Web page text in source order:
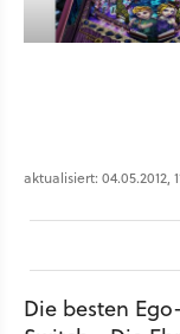
aktualisiert: 04.05.2012,
Die besten